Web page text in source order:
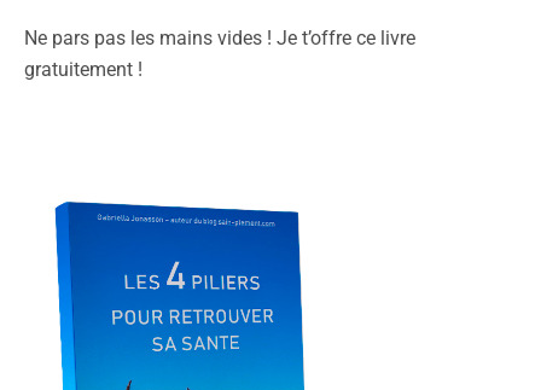
Ne pars pas les mains vides ! Je t’offre ce livre
gratuitement !